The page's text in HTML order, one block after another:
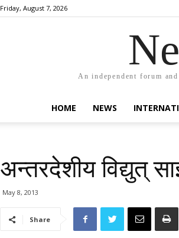
Friday, August 7, 2026
An independent forum
HOME NEWS
अन्तरदेशीय विद्युत्
May 8, 2013
Share